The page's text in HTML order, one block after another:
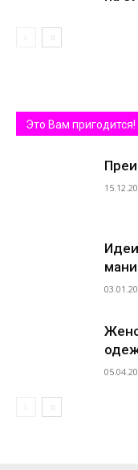
Это Вам пригодится!